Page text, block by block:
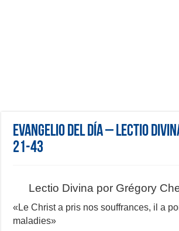
Evangelio del día – Lectio
21-43
Lectio Divina por Grégory
«Le Christ a pris nos souffrances, il a
maladies»